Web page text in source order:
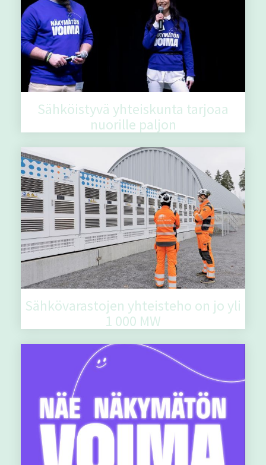
Sähköistyvä yhteiskunta tarjoaa
nuorille paljon
Sähkövarastojen yhteisteho on jo yli
1 000 MW